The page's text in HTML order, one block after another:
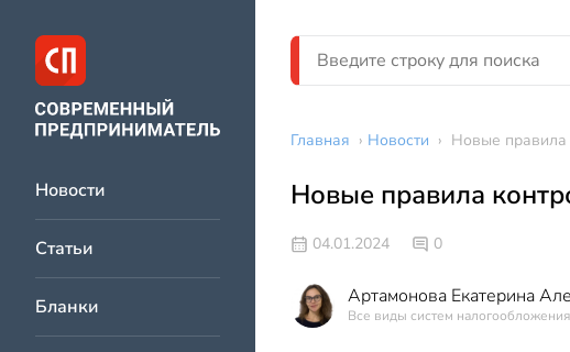
Новости
Статьи
Бланки
Главная › Новости › Новые
Новые правила
04.01.2024 0
Артамонова Екатерина
Все виды систем